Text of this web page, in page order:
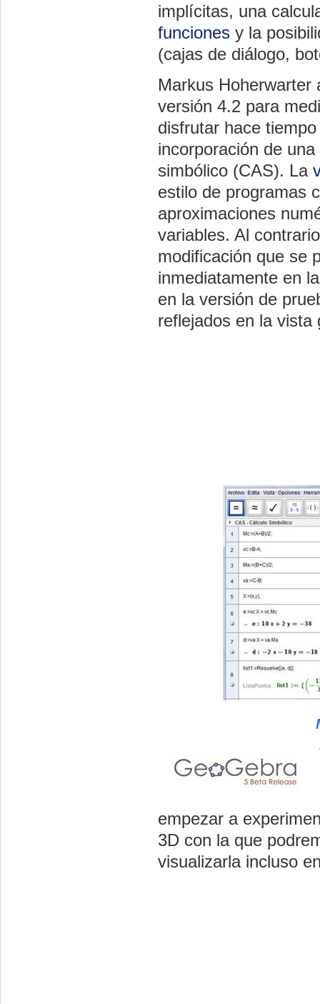
implícitas, una
funciones y la
(cajas de diálogo,
Markus Hoherwarter
versión 4.2 para
disfrutar hace
incorporación de
simbólico (CAS). La
estilo de programas
aproximaciones
variables. Al
modificación que se
inmediatamente en
en la versión de
reflejados en la vista
empezar a
3D con la que
visualizarla incluso